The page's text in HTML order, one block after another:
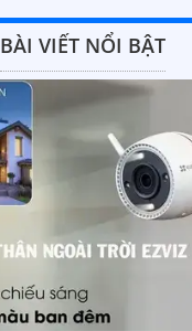
BÀI VIẾT NỔI BẬT